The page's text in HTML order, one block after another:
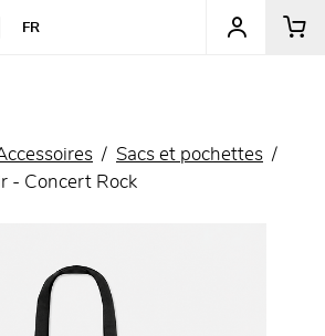
des boutiques de musées
FR
Sacs et pochettes
- Concert Rock